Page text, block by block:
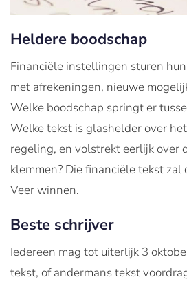
Heldere boodschap
Financiële instellingen sturen
met afrekeningen, nieuwe
Welke boodschap springt er
Welke tekst is glashelder over
regeling, en volstrekt eerlijk over
klemmen? Die financiële tekst zal
Veer winnen.
Beste schrijver
Iedereen mag tot uiterlijk 3
tekst, of andermans tekst